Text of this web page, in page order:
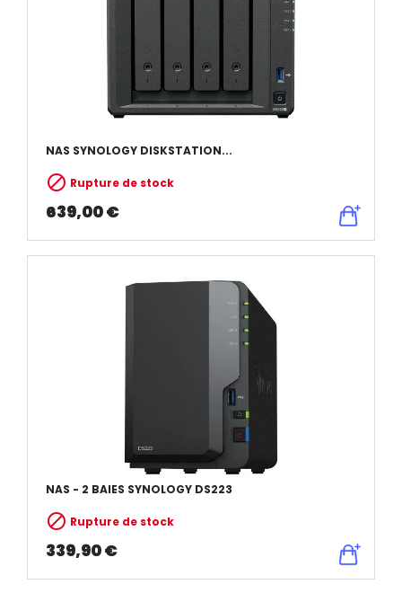
NAS SYNOLOGY DISKSTATION...
 Rupture de stock
639,00 €
NAS - 2 BAIES SYNOLOGY DS223
 Rupture de stock
339,90 €